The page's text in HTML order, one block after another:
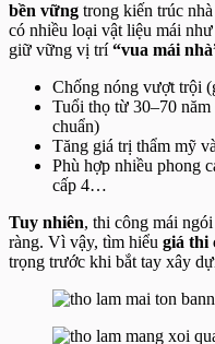
bền vững trong kiến trúc
có nhiều loại vật liệu mái
giữ vững vị trí“vua mái
Chống nóng vượt trội
Tuổi thọ từ 30–70
chuẩn)
Tăng giá trị thẩm mỹ
Phù hợp nhiều phong
cấp 4…
Tuy nhiên, thi công mái
ràng. Vì vậy, tìm hiểu giá thi
trọng trước khi bắt tay xây